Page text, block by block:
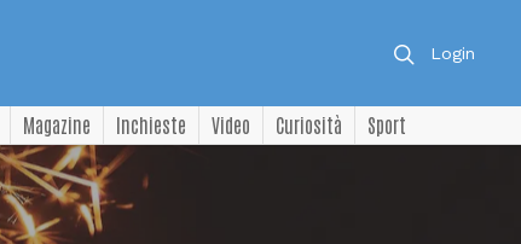
Login
Magazine Inchieste Video Curiosità
Sport